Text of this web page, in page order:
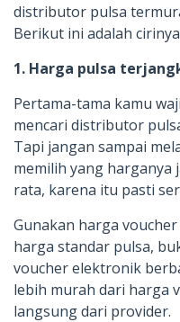
distributor pulsa
Berikut ini adalah
1. Harga pulsa
Pertama-tama kamu
mencari distributor
Tapi jangan sampai
memilih yang harganya
rata, karena itu pasti
Gunakan harga
harga standar pulsa,
voucher elektronik
lebih murah dari harga
langsung dari provider.